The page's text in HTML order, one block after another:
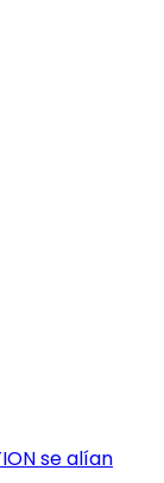
se alían